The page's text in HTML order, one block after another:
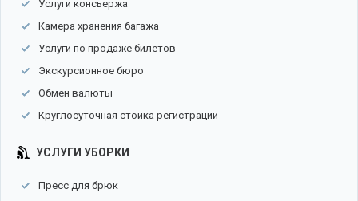
Услуги консьержа
Камера хранения багажа
Услуги по продаже билетов
Экскурсионное бюро
Обмен валюты
Круглосуточная стойка регистрации
УСЛУГИ УБОРКИ
Пресс для брюк